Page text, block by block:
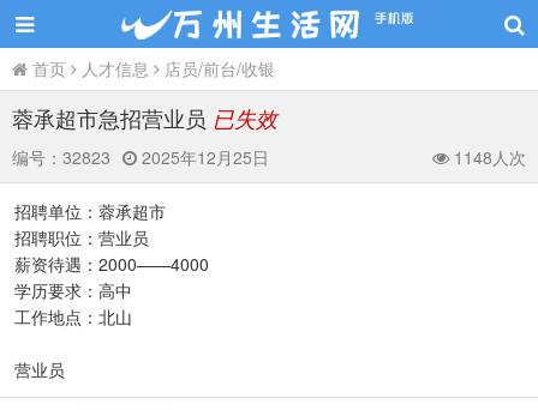
首页 人才信息 店员/前台/收银
蓉承超市急招营业员 已失效
编号： 32823 2025年12月25日 1148人次
招聘单位：蓉承超市
招聘职位：营业员
薪资待遇：2000——4000
学历要求：高中
工作地点：北山
营业员